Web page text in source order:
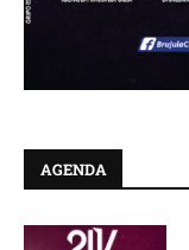
AGENDA